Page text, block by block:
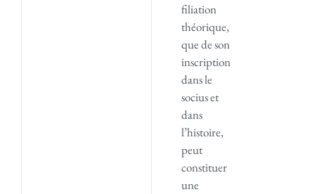
filiation
théorique,
que de son
inscription
dans le
socius et
dans
l’histoire,
peut
constituer
une